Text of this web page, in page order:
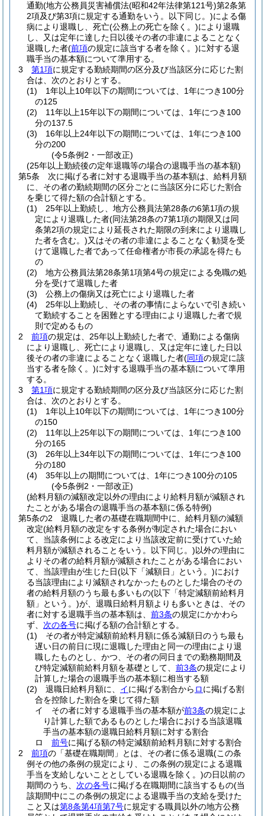
通勤(地方公務員災害補償法(昭和42年法律第121号)第2条第
2項及び第3項に規定する通勤をいう。以下同じ。)による傷
病により退職し、死亡(公務上の死亡を除く。)により退職
し、又は定年に達した日以後その者の非違によることなく
退職した者(前項の規定に該当する者を除く。)に対する退
職手当の基本額について準用する。
3
第1項に規定する勤続期間の区分及び当該区分に応じた割
合は、次のとおりとする。
(1)
1年以上10年以下の期間については、1年につき100分
の125
(2)
11年以上15年以下の期間については、1年につき100
分の137.5
(3)
16年以上24年以下の期間については、1年につき100
分の200
(令5条例2・一部改正)
(25年以上勤続後の定年退職等の場合の退職手当の基本額)
第5条
次に掲げる者に対する退職手当の基本額は、給料月額
に、その者の勤続期間の区分ごとに当該区分に応じた割合
を乗じて得た額の合計額とする。
(1)
25年以上勤続し、地方公務員法第28条の6第1項の規
定により退職した者(同法第28条の7第1項の期限又は同
条第2項の規定により延長された期限の到来により退職し
た者を含む。)又はその者の非違によることなく勧奨を受
けて退職した者であって任命権者が市長の承認を得たも
の
(2)
地方公務員法第28条第1項第4号の規定による免職の処
分を受けて退職した者
(3)
公務上の傷病又は死亡により退職した者
(4)
25年以上勤続し、その者の事情によらないで引き続い
て勤続することを困難とする理由により退職した者で規
則で定めるもの
2
前項の規定は、25年以上勤続した者で、通勤による傷病
により退職し、死亡により退職し、又は定年に達した日以
後その者の非違によることなく退職した者(同項の規定に該
当する者を除く。)に対する退職手当の基本額について準用
する。
3
第1項に規定する勤続期間の区分及び当該区分に応じた割
合は、次のとおりとする。
(1)
1年以上10年以下の期間については、1年につき100分
の150
(2)
11年以上25年以下の期間については、1年につき100
分の165
(3)
26年以上34年以下の期間については、1年につき100
分の180
(4)
35年以上の期間については、1年につき100分の105
(令5条例2・一部改正)
(給料月額の減額改定以外の理由により給料月額が減額され
たことがある場合の退職手当の基本額に係る特例)
第5条の2
退職した者の基礎在職期間中に、給料月額の減額
改定(給料月額の改定をする条例が制定された場合におい
て、当該条例による改定により当該改定前に受けていた給
料月額が減額されることをいう。以下同じ。)以外の理由に
よりその者の給料月額が減額されたことがある場合におい
て、当該理由が生じた日(以下「減額日」という。)におけ
る当該理由により減額されなかったものとした場合のその
者の給料月額のうち最も多いもの(以下「特定減額前給料月
額」という。)が、退職日給料月額よりも多いときは、その
者に対する退職手当の基本額は、 前3条の規定にかかわら
ず、 次の各号に掲げる額の合計額とする。
(1)
その者が特定減額前給料月額に係る減額日のうち最も
遅い日の前日に現に退職した理由と同一の理由により退
職したものとし、かつ、その者の同日までの勤務期間及
び特定減額前給料月額を基礎として、 前3条の規定により
計算した場合の退職手当の基本額に相当する額
(2)
退職日給料月額に、 イに掲げる割合から ロに掲げる割
合を控除した割合を乗じて得た額
イ
その者に対する退職手当の基本額が前3条の規定によ
り計算した額であるものとした場合における当該退職
手当の基本額の退職日給料月額に対する割合
ロ
前号に掲げる額の特定減額前給料月額に対する割合
2
前項の「基礎在職期間」とは、その者に係る退職(この条
例その他の条例の規定により、この条例の規定による退職
手当を支給しないこととしている退職を除く。)の日以前の
期間のうち、 次の各号に掲げる在職期間に該当するもの(当
該期間中にこの条例の規定による退職手当の支給を受けた
こと又は第8条第4項第7号に規定する職員以外の地方公務